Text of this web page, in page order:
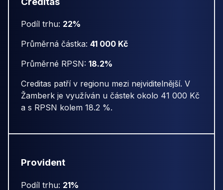
Podíl trhu: 22%
Průměrná částka: 41 000 Kč
Průměrné RPSN: 18.2%
Creditas patří v regionu mezi nejviditelnější. V
Žamberk je využíván u částek okolo 41 000 Kč
a s RPSN kolem 18.2 %.
Provident
Podíl trhu: 21%